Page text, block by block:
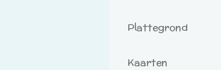
Plattegrond
Kaarten